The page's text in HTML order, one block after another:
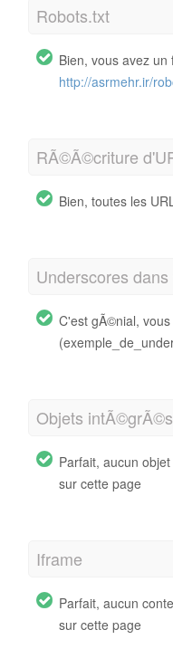
Robots.txt
Bien, vous avez
http://asrmehr.ir/
RÃ©Ã©criture
Bien, toutes les
Underscores
C'est gÃ©nial,
Objets intÃ©grÃ©s
Parfait, aucun
sur cette page
Iframe
Parfait, aucun
sur cette page